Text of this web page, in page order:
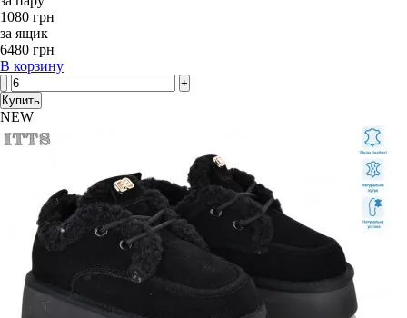
1080 грн
за ящик
6480 грн
В корзину
-
+
Купить
NEW